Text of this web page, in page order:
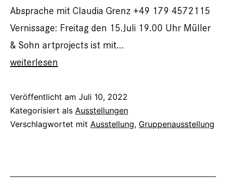
Absprache mit Claudia Grenz +49 179 4572115
Vernissage: Freitag den 15.Juli 19.00 Uhr Müller
& Sohn artprojects ist mit…
Zeitenwende
Gruppenausstellung
weiterlesen
Veröffentlicht am Juli 10, 2022
Kategorisiert als Ausstellungen
Verschlagwortet mit Ausstellung, Gruppenausstellung